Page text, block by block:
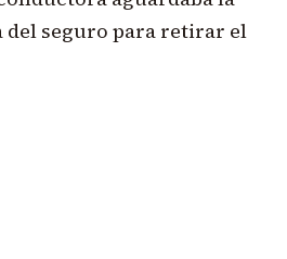
del seguro para retirar el